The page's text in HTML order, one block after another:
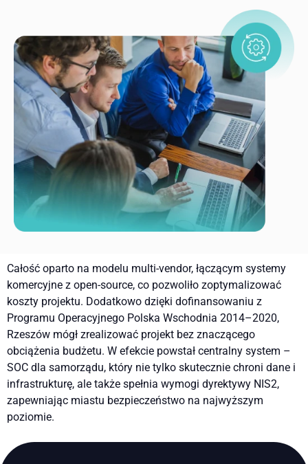
Całość oparto na modelu multi-vendor, łączącym systemy
komercyjne z open-source, co pozwoliło zoptymalizować
koszty projektu. Dodatkowo dzięki dofinansowaniu z
Programu Operacyjnego Polska Wschodnia 2014–2020,
Rzeszów mógł zrealizować projekt bez znaczącego
obciążenia budżetu. W efekcie powstał centralny system –
SOC dla samorządu, który nie tylko skutecznie chroni dane i
infrastrukturę, ale także spełnia wymogi dyrektywy NIS2,
zapewniając miastu bezpieczeństwo na najwyższym
poziomie.